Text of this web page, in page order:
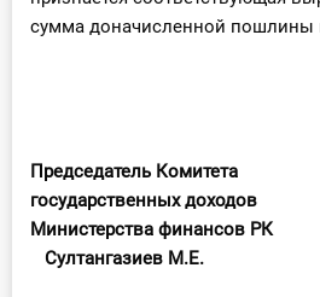
сумма доначисленной пошлины
Председатель Комитета
государственных доходов
Министерства
Султангазиев М.Е.